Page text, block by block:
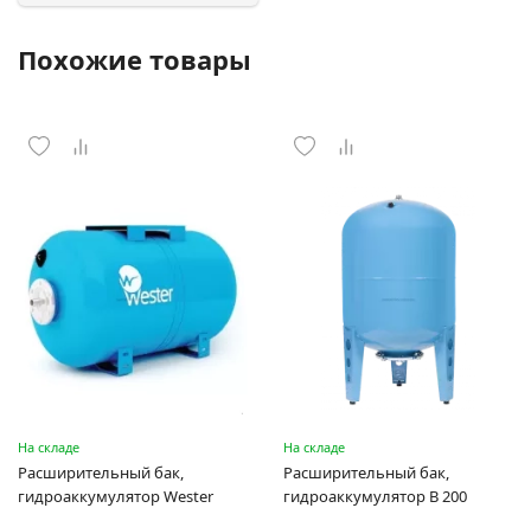
Похожие товары
На складе
Расширительный бак,
гидроаккумулятор Wester
На складе
Расширительный бак,
гидроаккумулятор В 200